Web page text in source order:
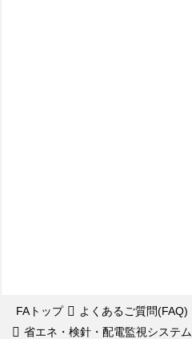
FAトップ よくあるご質問(FAQ)
省エネ・検針・配電監視システム